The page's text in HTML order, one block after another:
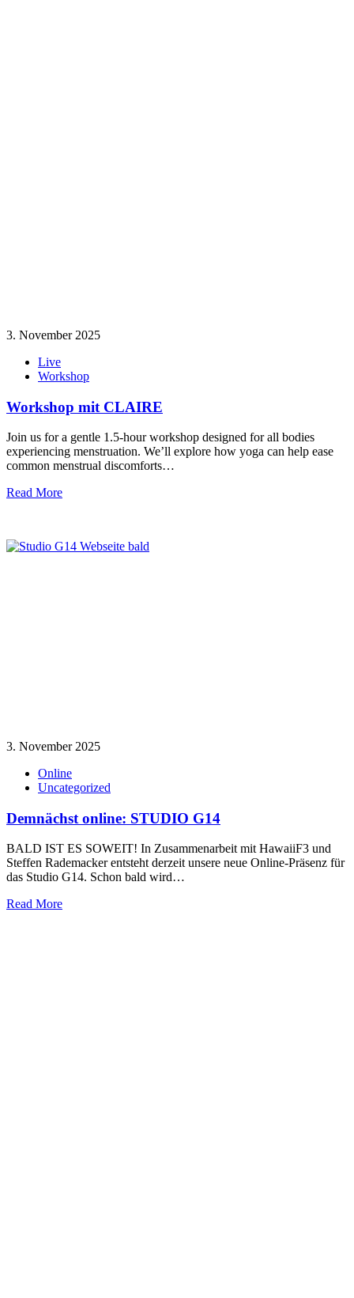
3. November 2025
Live
Workshop
Workshop mit CLAIRE
Join us for a gentle 1.5-hour workshop designed for all bodies
experiencing menstruation. We’ll explore how yoga can help ease
common menstrual discomforts…
Read More
3. November 2025
Online
Uncategorized
Demnächst online: STUDIO G14
BALD IST ES SOWEIT! In Zusammenarbeit mit HawaiiF3 und
Steffen Rademacker entsteht derzeit unsere neue Online-Präsenz für
das Studio G14. Schon bald wird…
Read More